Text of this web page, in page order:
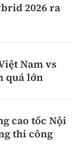
2026 ra
Nam vs
quá lớn
cao tốc Nội
thi công